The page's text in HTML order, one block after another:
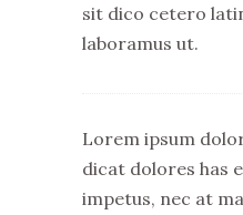
sit dico cetero
laboramus ut.
Lorem ipsum
dicat dolores has
impetus, nec at